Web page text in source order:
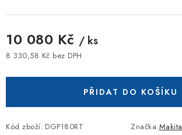
10 080 Kč / ks
8 330,58 Kč bez DPH
PŘIDAT DO KOŠÍKU
Kód zboží: DGP180RT Značka:Makita